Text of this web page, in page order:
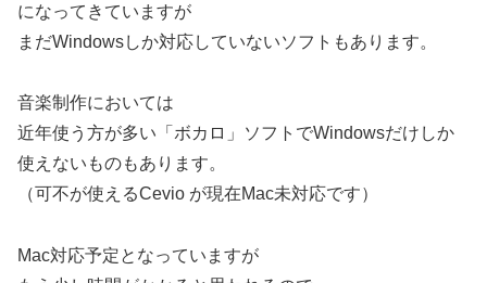
になってきていますが
まだWindowsしか対応していないソフトもあります。
音楽制作においては
近年使う方が多い「ボカロ」ソフトでWindowsだけしか
使えないものもあります。
（可不が使えるCevio が現在Mac未対応です）
Mac対応予定となっていますが